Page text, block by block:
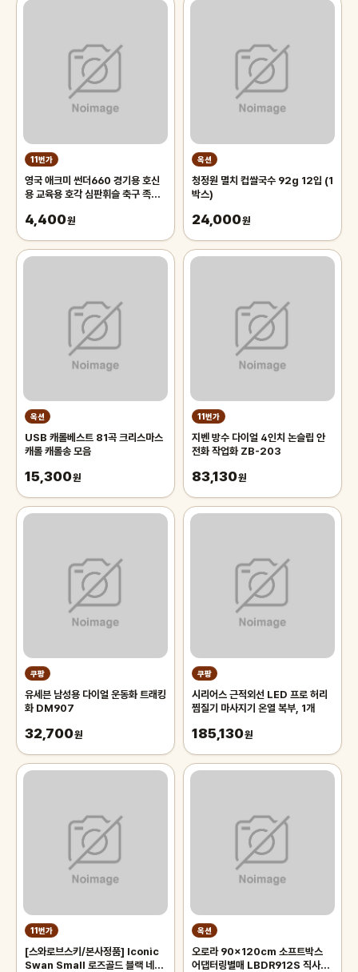
11번가
영국 애크미 썬더660 경기용 호신
용 교육용 호각 심판휘슬 축구 족구
4,400원
옥션
청정원 멸치 컵쌀국수 92g 12입 (1
박스)
24,000원
옥션
USB 캐롤베스트 81곡 크리스마스
캐롤 캐롤송 모음
15,300원
11번가
지벤 방수 다이얼 4인치 논슬립 안
전화 작업화 ZB-203
83,130원
쿠팡
유세븐 남성용 다이얼 운동화 트래킹
화 DM907
32,700원
쿠팡
시리어스 근적외선 LED 프로 허리
찜질기 마사지기 온열 복부, 1개
185,130원
11번가
[스와로브스키/본사정품] Iconic
Swan Small 로즈골드 블랙 네크
옥션
오로라 90x120cm 소프트박스
어댑터링별매 LBDR912S 직사각